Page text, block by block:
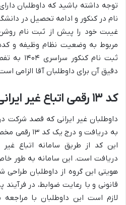
توجه داشته باشید که داوطلبان
نام در کنکور و ادامه تحصیل در
غیبت خود را پیش از ثبت نام
مربوط به وضعیت نظام وظیفه و
ثبت نام
دقیق آن برای داوطلبان آقا الزامی
کد ۱۳ رقمی اتباع غیر ایرانی
داوطلبان غیر ایرانی که قصد شرکت
به دریافت و
این کد از طریق سامانه اتباع
دریافت است. این سامانه به طور
هویتی این گروه از داوطلبان
قانونی و با رعایت ضوابط، در
لازم است این داوطلبان با